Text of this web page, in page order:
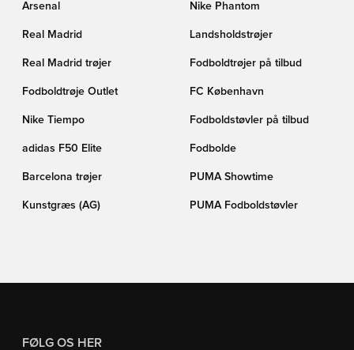
Arsenal Nike Phantom
Real Madrid Landsholdstrøjer
Real Madrid trøjer Fodboldtrøjer på tilbud
Fodboldtrøje Outlet FC København
Nike Tiempo Fodboldstøvler på tilbud
adidas F50 Elite Fodbolde
Barcelona trøjer PUMA Showtime
Kunstgræs (AG) PUMA Fodboldstøvler
FØLG OS HER